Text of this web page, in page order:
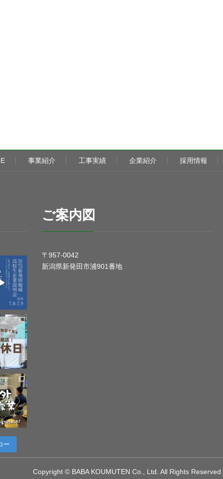
事業紹介 工事実績 企業紹介 採用情報
ー
ご案内図
〒957-0042
新潟県新発田市浦901番地
Copyright © BABA KOUMUTEN Co., Ltd. All Rights Reserved.